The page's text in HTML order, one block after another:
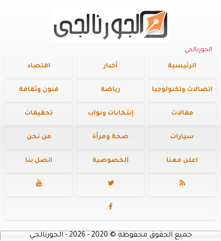
الجورنالجي
الرئيسية أخبار اقتصاد
اتصالات وتكنولوجيا رياضة فنون وثقافة
مقالات إنتخابات ونواب تحقيقات
سيارات صحة ومرأة من نحن
اعلن معنا الخصوصية اتصل بنا




جميع الحقوق محفوظة ©